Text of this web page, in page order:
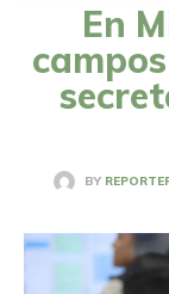
En
BY